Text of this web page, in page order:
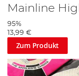
Mainline
95%
13,99 €
Zum Produkt